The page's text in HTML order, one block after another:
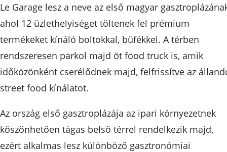
Le Garage lesz a neve az első magyar
ahol 12 üzlethelyiséget töltenek fel prémium
termékeket kínáló boltokkal, büfékkel. A térben
rendszeresen parkol majd öt food truck is, amik
időközönként cserélődnek majd, felfrissítve az
street food kínálatot.
Az ország első gasztroplázája az ipari környezetnek
köszönhetően tágas belső térrel rendelkezik majd,
ezért alkalmas lesz különböző gasztronómiai